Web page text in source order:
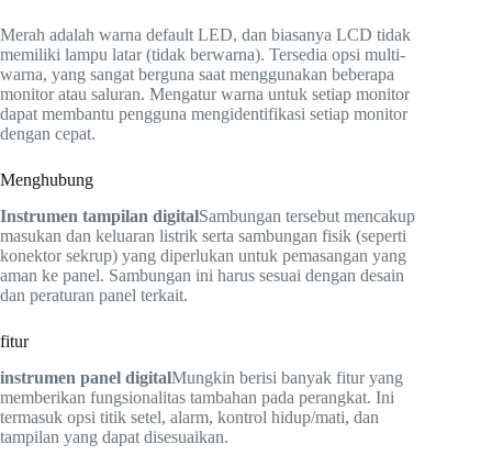
Merah adalah warna default LED, dan biasanya LCD tidak
memiliki lampu latar (tidak berwarna). Tersedia opsi multi-
warna, yang sangat berguna saat menggunakan beberapa
monitor atau saluran. Mengatur warna untuk setiap monitor
dapat membantu pengguna mengidentifikasi setiap monitor
dengan cepat.
Menghubung
Instrumen tampilan digitalSambungan tersebut mencakup
masukan dan keluaran listrik serta sambungan fisik (seperti
konektor sekrup) yang diperlukan untuk pemasangan yang
aman ke panel. Sambungan ini harus sesuai dengan desain
dan peraturan panel terkait.
fitur
instrumen panel digitalMungkin berisi banyak fitur yang
memberikan fungsionalitas tambahan pada perangkat. Ini
termasuk opsi titik setel, alarm, kontrol hidup/mati, dan
tampilan yang dapat disesuaikan.